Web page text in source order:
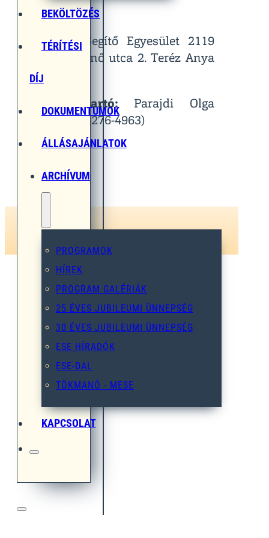
BEKÖLTÖZÉS
TÉRÍTÉSI
DÍJ
DOKUMENTUMOK
ÁLLÁSAJÁNLATOK
ARCHÍVUM
PROGRAMOK
HÍREK
PROGRAM GALÉRIÁK
25 ÉVES JUBILEUMI ÜNNEPSÉG
30 ÉVES JUBILEUMI ÜNNEPSÉG
ESE HÍRADÓK
ESE-DAL
TÖKMANÓ - MESE
KAPCSOLAT
Helyszín:
Egymást Segítő Egyesület 2119
Pécel, Pihenő utca 2. Teréz Anya
Terem
Kapcsolattartó:Parajdi Olga
(Tel.: 06-30-276-4963)